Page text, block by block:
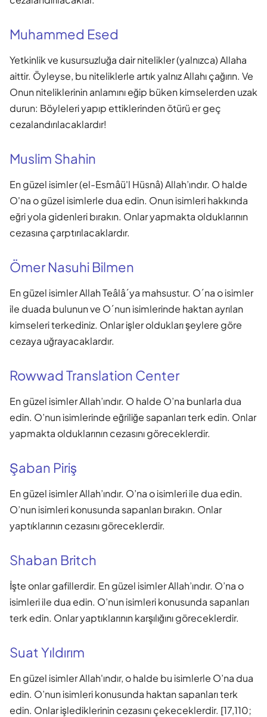
Muhammed Esed
Yetkinlik ve kusursuzluğa dair nitelikler (yalnızca) Allaha
aittir. Öyleyse, bu niteliklerle artık yalnız Allahı çağırın. Ve
Onun niteliklerinin anlamını eğip büken kimselerden uzak
durun: Böyleleri yapıp ettiklerinden ötürü er geç
cezalandırılacaklardır!
Muslim Shahin
En güzel isimler (el-Esmâü'l Hüsnâ) Allah’ındır. O halde
O'na o güzel isimlerle dua edin. Onun isimleri hakkında
eğri yola gidenleri bırakın. Onlar yapmakta olduklarının
cezasına çarptırılacaklardır.
Ömer Nasuhi Bilmen
En güzel isimler Allah Teâlâ´ya mahsustur. O´na o isimler
ile duada bulunun ve O´nun isimlerinde haktan ayrılan
kimseleri terkediniz. Onlar işler oldukları şeylere göre
cezaya uğrayacaklardır.
Rowwad Translation Center
En güzel isimler Allah’ındır. O halde O’na bunlarla dua
edin. O’nun isimlerinde eğriliğe sapanları terk edin. Onlar
yapmakta olduklarının cezasını göreceklerdir.
Şaban Piriş
En güzel isimler Allah’ındır. O’na o isimleri ile dua edin.
O’nun isimleri konusunda sapanları bırakın. Onlar
yaptıklarının cezasını göreceklerdir.
Shaban Britch
İşte onlar gafillerdir. En güzel isimler Allah’ındır. O’na o
isimleri ile dua edin. O’nun isimleri konusunda sapanları
terk edin. Onlar yaptıklarının karşılığını göreceklerdir.
Suat Yıldırım
En güzel isimler Allah'ındır, o halde bu isimlerle O’na dua
edin. O’nun isimleri konusunda haktan sapanları terk
edin. Onlar işlediklerinin cezasını çekeceklerdir. [17,110;